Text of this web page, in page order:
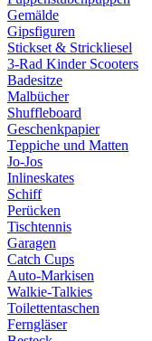
Gemälde
Gipsfiguren
Stickset & Strickliesel
3-Rad Kinder Scooters
Badesitze
Malbücher
Shuffleboard
Geschenkpapier
Teppiche und Matten
Jo-Jos
Inlineskates
Schiff
Perücken
Tischtennis
Garagen
Catch Cups
Auto-Markisen
Walkie-Talkies
Toilettentaschen
Ferngläser